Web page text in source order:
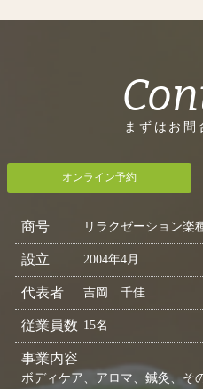
まずはお問
オンライン予約
商号 リラクゼーション楽
設立 2004年4月
代表者 吉岡 千佳
従業員数 15名
事業内容
ボディケア、アロマ、鍼灸、そ